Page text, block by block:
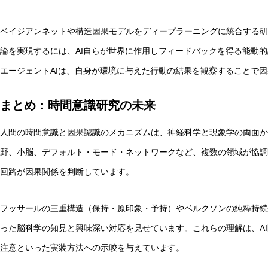
ベイジアンネットや構造因果モデルをディープラーニングに統合する
論を実現するには、AI自らが世界に作用しフィードバックを得る能動
エージェントAIは、自身が環境に与えた行動の結果を観察することで
まとめ：時間意識研究の未来
人間の時間意識と因果認識のメカニズムは、神経科学と現象学の両面
野、小脳、デフォルト・モード・ネットワークなど、複数の領域が協
回路が因果関係を判断しています。
フッサールの三重構造（保持・原印象・予持）やベルクソンの純粋持
った脳科学の知見と興味深い対応を見せています。これらの理解は、
注意といった実装方法への示唆を与えています。